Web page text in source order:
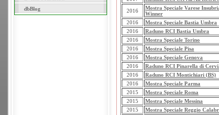
dbBlog
2016
Mostra Speciale Varese
Winner
2016
Mostra Speciale Bastia Umbra
2016
Raduno RCI Bastia Umbra
2016
Mostra Speciale Torino
2016
Mostra Speciale Pisa
2016
Mostra Speciale Genova
2016
Raduno RCI Pinarella di
2016
Raduno RCI Montichiari (BS)
2016
Mostra Speciale Parma
2015
Mostra Speciale Roma
2015
Mostra Speciale Messina
2015
Mostra Speciale Reggio